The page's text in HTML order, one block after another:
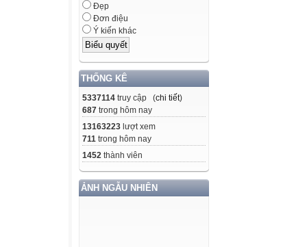
Đẹp
Đơn điệu
Ý kiến khác
THỐNG KÊ
5337114 truy cập (chi tiết)
687 trong hôm nay
13163223 lượt xem
711 trong hôm nay
1452 thành viên
ẢNH NGẪU NHIÊN